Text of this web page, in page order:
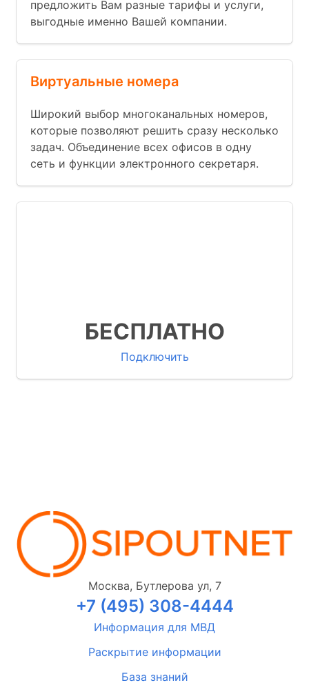
предложить Вам разные тарифы и услуги,
выгодные именно Вашей компании.
Виртуальные номера
Широкий выбор многоканальных номеров,
которые позволяют решить сразу несколько
задач. Объединение всех офисов в одну
сеть и функции электронного секретаря.
БЕСПЛАТНО
Подключить
Москва, Бутлерова ул, 7
+7 (495) 308-4444
Информация для МВД
Раскрытие информации
База знаний